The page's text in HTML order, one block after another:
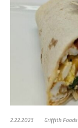
2.22.2023 Griffith Foods